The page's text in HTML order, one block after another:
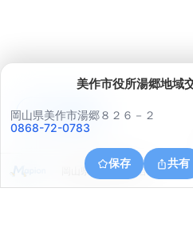
美作市役所湯郷地域
岡山県美作市湯郷８２６－２
0868-72-0783
保存 共有
岡山県美作市奥大谷
アプリで見る